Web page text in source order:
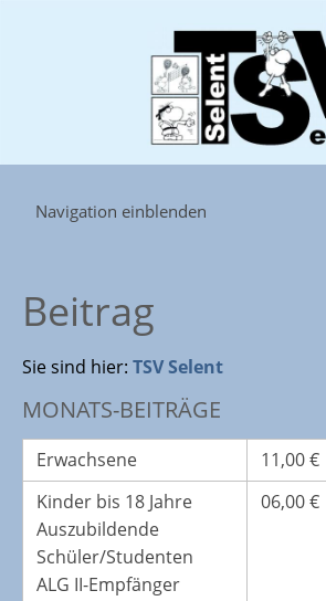
Navigation einblenden
Beitrag
Sie sind hier: TSV Selent
MONATS-BEITRÄGE
Erwachsene
11,00 €
Kinder bis 18 Jahre
Auszubildende
Schüler/Studenten
ALG II-Empfänger
06,00 €